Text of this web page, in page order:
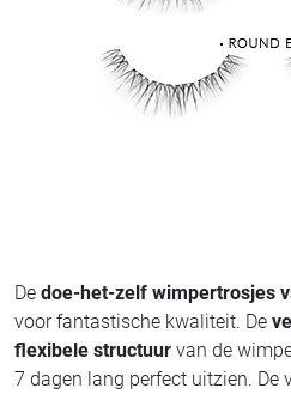
De doe-het-zelf wimpertrosjes
voor fantastische kwaliteit. De
flexibele structuur van de
7 dagen lang perfect uitzien. De